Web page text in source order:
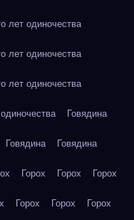
лет одиночества
лет одиночества
лет одиночества
Говядина
Говядина Говядина
Горох Горох Горох
Горох Горох Горох